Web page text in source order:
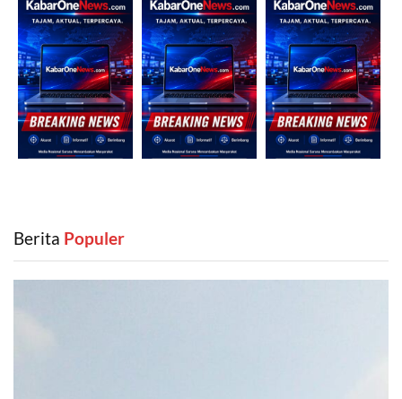
Berita ‎ Populer